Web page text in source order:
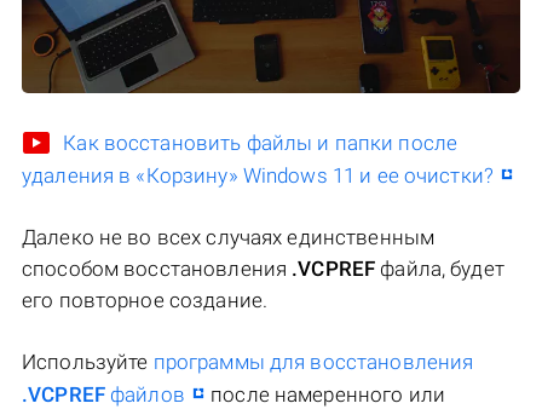
Как восстановить файлы и папки после
удаления в «Корзину» Windows 11 и ее очистки?
Далеко не во всех случаях единственным
способом восстановления .VCPREF файла, будет
его повторное создание.
Используйте программы для восстановления
.VCPREFфайлов
после намеренного или